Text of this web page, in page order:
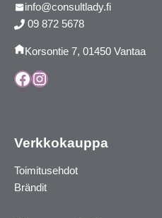
info@consultlady.fi
09 872 5678
Korsontie 7, 01450 Vantaa
Facebook
Instagram
Verkkokauppa
Toimitusehdot
Brändit